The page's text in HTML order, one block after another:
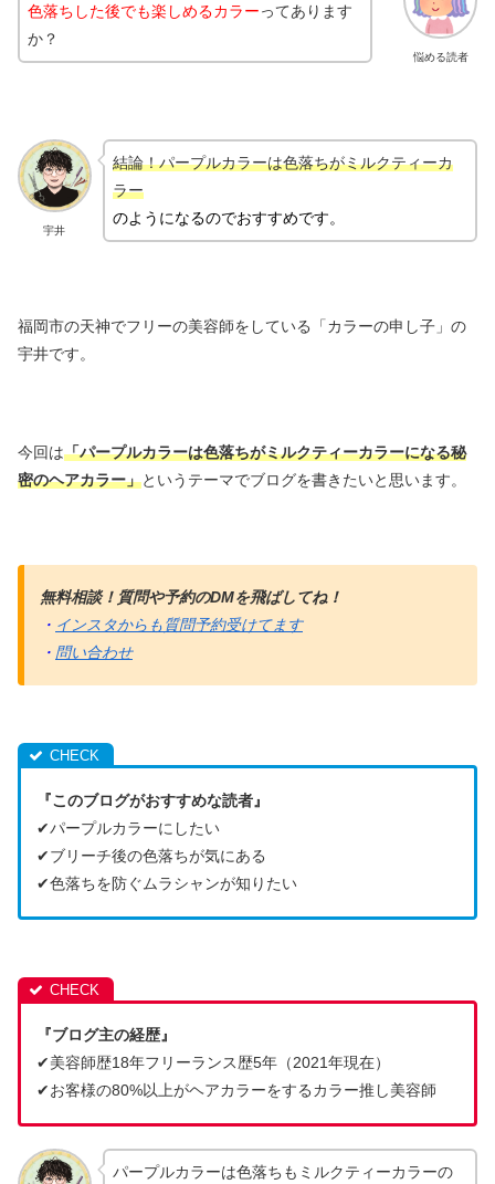
悩める読者
色落ちした後でも楽しめるカラーってあります
か？
宇井
結論！パープルカラーは色落ちがミルクティーカ
ラー
のようになるのでおすすめです。
福岡市の天神でフリーの美容師をしている「カラーの申し子」の
宇井です。
今回は「パープルカラーは色落ちがミルクティーカラーになる秘
密のヘアカラー」というテーマでブログを書きたいと思います。
無料相談！質問や予約のDMを飛ばしてね！
・ インスタからも質問予約受けてます
・ 問い合わせ
『このブログがおすすめな読者』
✔︎パープルカラーにしたい
✔︎ブリーチ後の色落ちが気にある
✔︎色落ちを防ぐムラシャンが知りたい
『ブログ主の経歴』
✔︎美容師歴18年フリーランス歴5年（2021年現在）
✔︎お客様の80%以上がヘアカラーをするカラー推し美容師
パープルカラーは色落ちもミルクティーカラーの